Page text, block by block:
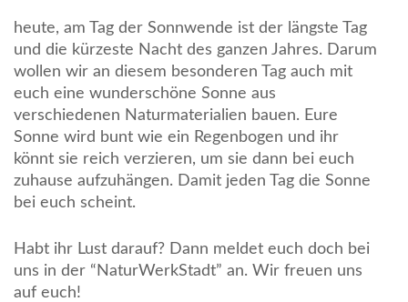
heute, am Tag der Sonnwende ist der längste Tag
und die kürzeste Nacht des ganzen Jahres. Darum
wollen wir an diesem besonderen Tag auch mit
euch eine wunderschöne Sonne aus
verschiedenen Naturmaterialien bauen. Eure
Sonne wird bunt wie ein Regenbogen und ihr
könnt sie reich verzieren, um sie dann bei euch
zuhause aufzuhängen. Damit jeden Tag die Sonne
bei euch scheint.
Habt ihr Lust darauf? Dann meldet euch doch bei
uns in der “NaturWerkStadt” an. Wir freuen uns
auf euch!